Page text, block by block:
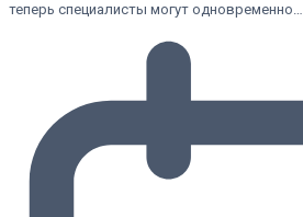
теперь специалисты могут одновременно…